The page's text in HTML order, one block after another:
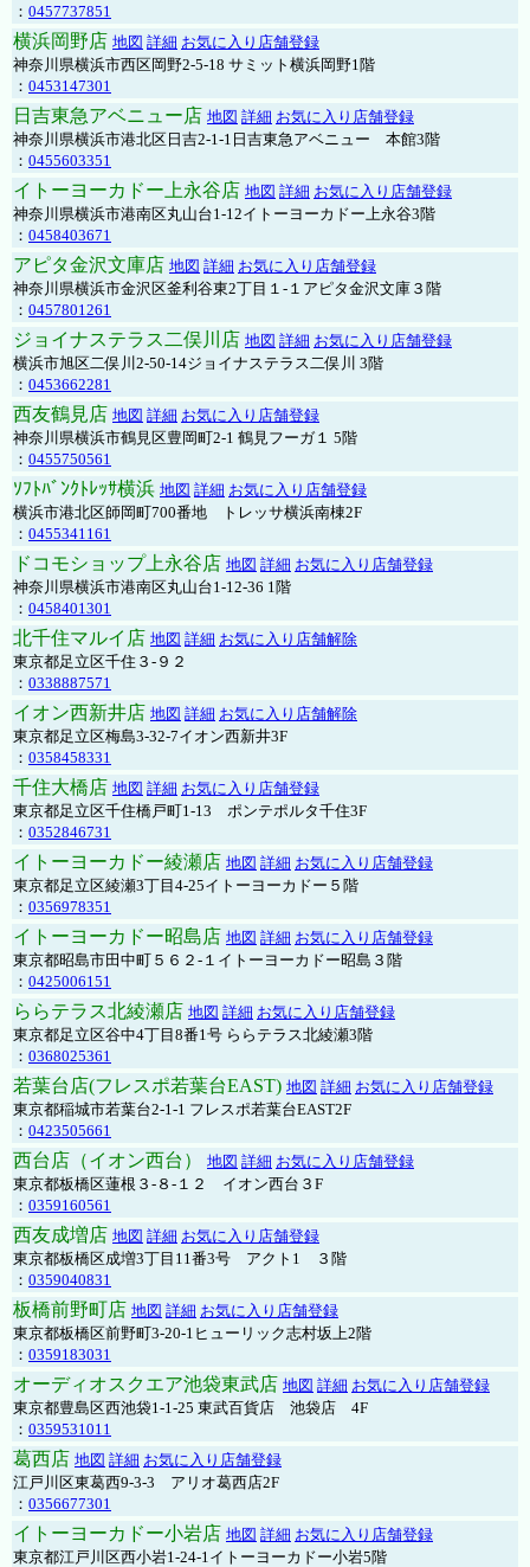
： 0457737851
横浜岡野店 地図 詳細 お気に入り店舗登録
神奈川県横浜市西区岡野2-5-18 サミット横浜岡野1階
： 0453147301
日吉東急アベニュー店 地図 詳細 お気に入り店舗登録
神奈川県横浜市港北区日吉2-1-1日吉東急アベニュー 本館3階
： 0455603351
イトーヨーカドー上永谷店 地図 詳細 お気に入り店舗登録
神奈川県横浜市港南区丸山台1-12イトーヨーカドー上永谷3階
： 0458403671
アピタ金沢文庫店 地図 詳細 お気に入り店舗登録
神奈川県横浜市金沢区釜利谷東2丁目１-１アピタ金沢文庫３階
： 0457801261
ジョイナステラス二俣川店 地図 詳細 お気に入り店舗登録
横浜市旭区二俣川2-50-14ジョイナステラス二俣川 3階
： 0453662281
西友鶴見店 地図 詳細 お気に入り店舗登録
神奈川県横浜市鶴見区豊岡町2-1 鶴見フーガ１ 5階
： 0455750561
ｿﾌﾄﾊﾞﾝｸﾄﾚｯｻ横浜 地図 詳細 お気に入り店舗登録
横浜市港北区師岡町700番地 トレッサ横浜南棟2F
： 0455341161
ドコモショップ上永谷店 地図 詳細 お気に入り店舗登録
神奈川県横浜市港南区丸山台1-12-36 1階
： 0458401301
北千住マルイ店 地図 詳細 お気に入り店舗解除
東京都足立区千住３-９２
： 0338887571
イオン西新井店 地図 詳細 お気に入り店舗解除
東京都足立区梅島3-32-7イオン西新井3F
： 0358458331
千住大橋店 地図 詳細 お気に入り店舗登録
東京都足立区千住橋戸町1-13 ポンテポルタ千住3F
： 0352846731
イトーヨーカドー綾瀬店 地図 詳細 お気に入り店舗登録
東京都足立区綾瀬3丁目4-25イトーヨーカドー５階
： 0356978351
イトーヨーカドー昭島店 地図 詳細 お気に入り店舗登録
東京都昭島市田中町５６２-１イトーヨーカドー昭島３階
： 0425006151
ららテラス北綾瀬店 地図 詳細 お気に入り店舗登録
東京都足立区谷中4丁目8番1号 ららテラス北綾瀬3階
： 0368025361
若葉台店(フレスポ若葉台EAST) 地図 詳細 お気に入り店舗登録
東京都稲城市若葉台2-1-1 フレスポ若葉台EAST2F
： 0423505661
西台店（イオン西台） 地図 詳細 お気に入り店舗登録
東京都板橋区蓮根３-８-１２ イオン西台３F
： 0359160561
西友成増店 地図 詳細 お気に入り店舗登録
東京都板橋区成増3丁目11番3号 アクト1 ３階
： 0359040831
板橋前野町店 地図 詳細 お気に入り店舗登録
東京都板橋区前野町3-20-1ヒューリック志村坂上2階
： 0359183031
オーディオスクエア池袋東武店 地図 詳細 お気に入り店舗登録
東京都豊島区西池袋1-1-25 東武百貨店 池袋店 4F
： 0359531011
葛西店 地図 詳細 お気に入り店舗登録
江戸川区東葛西9-3-3 アリオ葛西店2F
： 0356677301
イトーヨーカドー小岩店 地図 詳細 お気に入り店舗登録
東京都江戸川区西小岩1-24-1イトーヨーカドー小岩5階